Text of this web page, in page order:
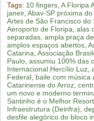
Tags: 10 fingers, A Floripa
janeir, Abav-SP próxima
Artes de São Francisco do
Aeroporto de Floripa alas
separadas, ampla praça
amplos espaços abertos,
Catarina Associação
Paulo, assumiu 100% das
Internacional Hercílio Luz,
Federal, baile com música
Catarinense do Arroz,
um novo e moderno
Santinho é o Melhor Resort,
Infraestrutura (Deinfra)
desfile alegórico do bloco